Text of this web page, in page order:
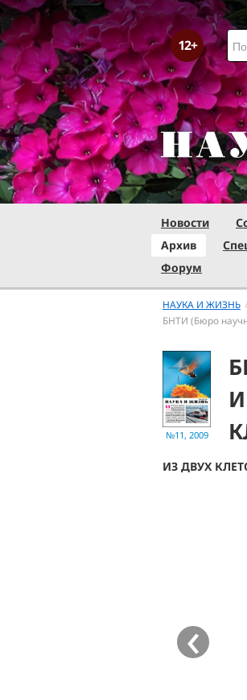
Новости
Архив
Форум
НАУКА И ЖИЗНЬ
БНТИ (Бюро
№11, 2009
ИЗ ДВУХ
‹